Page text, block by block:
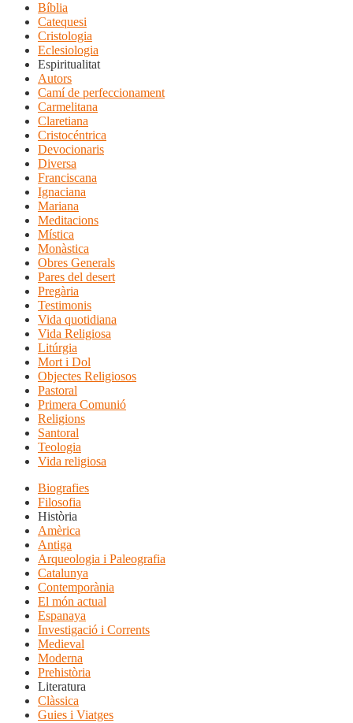
Bíblia
Catequesi
Cristologia
Eclesiologia
Espiritualitat
Autors
Camí de perfeccionament
Carmelitana
Claretiana
Cristocéntrica
Devocionaris
Diversa
Franciscana
Ignaciana
Mariana
Meditacions
Mística
Monàstica
Obres Generals
Pares del desert
Pregària
Testimonis
Vida quotidiana
Vida Religiosa
Litúrgia
Mort i Dol
Objectes Religiosos
Pastoral
Primera Comunió
Religions
Santoral
Teologia
Vida religiosa
Biografies
Filosofia
Història
Amèrica
Antiga
Arqueologia i Paleografia
Catalunya
Contemporània
El món actual
Espanaya
Investigació i Corrents
Medieval
Moderna
Prehistòria
Literatura
Clàssica
Guies i Viatges